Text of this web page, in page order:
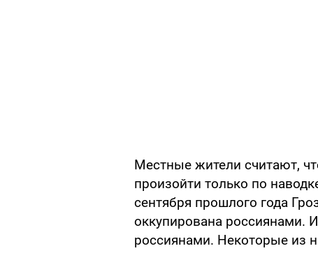
Местные жители считают,
произойти только по
сентября прошлого года
оккупирована россиянами.
россиянами. Некоторые из